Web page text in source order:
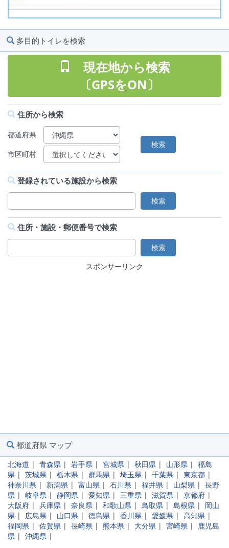
駅ゆいレール 県庁前駅
多目的トイレを検索
現在地から検索
〔GPSをON〕
住所から検索
都道府県
市区町村
登録されている施設から検索
住所・施設・郵便番号で検索
スポンサーリンク
都道府県 マップ
北海道 | 青森県 | 岩手県 | 宮城県 | 秋田県 | 山形県 | 福島
県 | 茨城県 | 栃木県 | 群馬県 | 埼玉県 | 千葉県 | 東京都 |
神奈川県 | 新潟県 | 富山県 | 石川県 | 福井県 | 山梨県 | 長野
県 | 岐阜県 | 静岡県 | 愛知県 | 三重県 | 滋賀県 | 京都府 |
大阪府 | 兵庫県 | 奈良県 | 和歌山県 | 鳥取県 | 島根県 | 岡山
県 | 広島県 | 山口県 | 徳島県 | 香川県 | 愛媛県 | 高知県 |
福岡県 | 佐賀県 | 長崎県 | 熊本県 | 大分県 | 宮崎県 | 鹿児島
県 | 沖縄県 |